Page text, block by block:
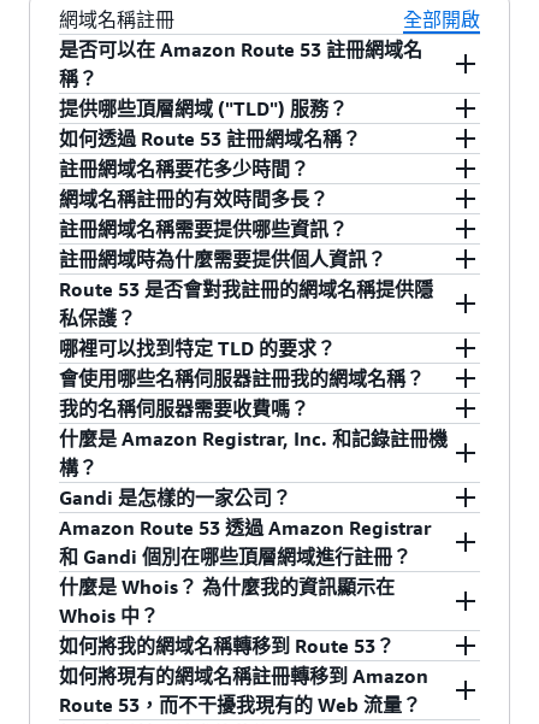
用於 DNS 備援本身 (因為 "Evaluate Target
Health" 選項會為您提供 DNS 備援)，但是您可以
查看此運作狀態檢查的 CloudWatch 指標，並建
立警示以在運作狀態檢查失敗時通知您。
有關使用 DNS 備援搭配 ELB 端點的完整詳細資
訊，請參閱Route 53 開發人員指南
運作。
以指標為基礎的運作狀態檢查能夠為標準 Amazon
Route 53 運作狀態檢查無法存取的端點啟用 DNS
備援，例如，僅有私有 IP 地址的 Virtual Private
Cloud (VPC) 內的執行個體。使用 Amazon Route
53 計算的運作狀態檢查功能，透過結合以指標為
基礎的運作狀態檢查與標準 Amazon Route 53 運
作狀態檢查的結果，從全球的檢查器網路向端點
提出請求，也可以完成更為複雜的容錯移轉案
例。例如，您可以建立一個組態，如果端點面向
公眾的網頁無法使用，或如果內部指標 (例如 CPU
負載、網路連入/連出或磁碟讀取) 顯示伺服器本
身運作狀態不佳，即繞過該端點。
檢查，請使用此表單
來提供不需要之運作狀態檢
查的相關資訊，然後我們將與客戶合作來修正此
問題。
名稱的 IPv4 地址，並使用 IPv4 連線到端點。
Amazon Route 53 將不會嘗試查詢網域名稱指定
之端點的 IPv6 地址。如果要對 IPv6 而非 IPv4 執
行運作狀態檢查，選取 "IP address" 而不是
"domain name" 做為端點類型，並在 "IP address"
欄位中輸入 IPv6 位址。
AWS 現在使用 JSON 格式發佈自己目前的 IP 位址
範圍。若要查看目前的範圍，請使用下列連結下
載 .json 檔案。如果以程式設計方式存取這個檔
案，請確定應用程式只在成功驗證 AWS 伺服器傳
回的 TLS 憑證之後才下載檔案。
下載：ip-ranges.json
若要找出 Route 53 伺服器的 IP 範圍，請在
"service" 欄位中搜尋下列值：
Route 53 DNS 伺服器：搜尋 "ROUTE53"
Route 53 運作狀態檢查器：搜尋
"ROUTE53_HEALTHCHECKS"
如需詳細資訊，請參閱 Amazon Web Services 一
般參考中的
請注意，這個檔案中可能還沒有 IPv6 範圍。做為
參考之用，Amazon Route 53 運行狀態檢查器的
IPv6 範圍如下：
2600:1f1c:7ff:f800::/53
2a05:d018:fff:f800::/53
2600:1f1e:7ff:f800::/53
2600:1f1c:fff:f800::/53
網域名稱註冊
全部開啟
是否可以在 Amazon Route 53 註冊網域名
稱？
是。您可以使用 AWS 管理主控台或 API 透過
Route 53 註冊新網域名稱。您還可以請求將現有
網域名稱從其他註冊機構轉移到 Route 53 中進行
管理。我們提供的網域名稱註冊服務遵循我們的
網域名稱註冊合約。
提供哪些頂層網域 ("TLD") 服務？
Route 53 針對一般頂層網域 ("gTLD"：例如 .com
和 .net) 和國碼頂層網域 ("ccTLD"：例如 .de 和 .fr)
提供廣泛的選擇。如需完整清單，請參閱Route
53 Domain Registration Price List。
如何透過 Route 53 註冊網域名稱？
要開始使用，登入您的帳戶並按一下 "Domains"。
然後，按一下藍色的 "Register Domain" 大型按
鈕，完成註冊流程。
註冊網域名稱要花多少時間？
根據您所選擇的 TLD 而有不同，註冊可能需要幾
分鐘到幾小時不等。成功註冊網域後，網域會顯
示在您的帳戶中。
網域名稱註冊的有效時間多長？
雖然部分頂層網域 (TLD) 的註冊期間較長，不過初
次註冊期間通常是一年。使用 Amazon Route 53
註冊網域或將網域註冊移轉到 Amazon Route 53
時，我們會設定自動續約網域。如需詳細資訊，
請參閱《Amazon Route 53 開發人員指南》中的
續約網域的註冊。
註冊網域名稱需要提供哪些資訊？
要註冊網域名稱，您需要提供網域註冊申請人的
聯絡資訊，包括姓名、地址、電話號碼和電子郵
件地址。如果管理員和技術聯絡人不是同一個
人，您還需要提供他們的聯絡資訊。
註冊網域時為什麼需要提供個人資訊？
ICANN 是網域註冊的管理主體，要求註冊機構為
每一個網域名稱註冊提供聯絡資訊，包括姓名、
地址和電話號碼，且該註冊機構要透過 Whois 資
料庫公開此資訊。對於以個人 (即非公司或組織)
名義註冊的網域名稱，Route 53 提供免費的隱私
保護，將您的個人電話號碼、電子郵件地址和實
際地址隱藏起來。而 Whois 包含註冊機構的名稱
和收信地址，以及註冊機構產生的轉寄電子郵件
地址，第三方可以視需要使用該地址與您聯繫。
Route 53 是否會對我註冊的網域名稱提供隱
私保護？
是，Route 53 提供隱私保護，無須另外付費。隱
私保護會隱藏您的電話號碼、電子郵件地址以及
實體位址。如果 TLD 登錄和註冊機構允許，會隱
藏您的姓氏和名字。當您啟用隱私保護時，針對
網域的 Whois 查詢將包含註冊機構的郵寄地址與
名稱，而非您的實體位址和姓名 (如果允許的話)。
您的電子郵件地址將是註冊機構產生的轉寄電子
郵件地址，而第三方想要聯絡您時可能會使用此
地址。如果 TLD 登錄且註冊機構允許，以公司或
組織名義註冊的網域名稱可以使用隱私保護功
能。
哪裡可以找到特定 TLD 的要求？
如需 TLD 清單，請參閱價目表。如需每個項目的
特定註冊要求，請參閱Amazon Route 53 開發人
員指南
網域名稱註冊協議。
會使用哪些名稱伺服器註冊我的網域名稱？
當您的網域名稱建立完成後，我們會自動將您的
網域與四個唯一的 Route 53 名稱伺服器 (也稱為
委派集) 建立關聯。您可以在 Amazon Route 53
主控台中查看網域的委派集。委派集列於註冊網
域時我們為您自動建立的託管區域中。
在預設情況下，Route 53 將為您建立的每個託管
區域指派一個唯一的新委派。但是，您也可以使
用 Route 53 API 建立「可重複使用的委派集」，
該委派集之後可套用於多個您建立的託管區域。
對於擁有大量網域名稱的客戶，可重複使用的委
我的名稱伺服器需要收費嗎？
我們會對 Route 53 為您的網域名稱建立的託管區
域收費，而且對於 Route 53 代表您提供服務的託
管區域進行的 DNS 查詢也會收費。如果您不想支
付 Route 53 的 DNS 服務費用，可以刪除 Route
53 託管區域。請注意，某些 TLD 要求您擁有有效
的名稱伺服器做為網域名稱註冊的一部分。對於
這些 TLD 下的網域名稱，您需要取得另一家供應
商的 DNS 服務，並輸入該供應商的名稱伺服器位
址，才可以安全地刪除該網域名稱的 Route 53 託
管區域。
什麼是 Amazon Registrar, Inc. 和記錄註冊機
構？
AWS 轉售在 ICANN 認可之註冊機構註冊的網域名
稱。Amazon Registrar, Inc. 是 ICANN 認可註冊網
域的 Amazon 公司。記錄註冊機構是 WHOIS 記錄
中所列的「贊助註冊機構」，可讓您的網域指出
註冊網域的註冊機構。
Gandi 是怎樣的一家公司？
Gandi 是一家註冊機構，Amazon 是其經銷商。做
為記錄的註冊機構，Gandi 在 ICANN 的要求下會
在註冊的開始階段聯絡註冊申請人以驗證其聯絡
資訊。如果 Gandi 提出要求，您必須在註冊後的
15 天內驗證您的聯絡資訊，以免您的網域名稱被
暫停。網域名稱需要續約時，Gandi 還會發出提醒
通知。
Amazon Route 53 透過 Amazon Registrar
和 Gandi 個別在哪些頂層網域進行註冊？
我們動態選擇使用哪個基礎註冊商。大多數網域
都是透過 Amazon Registrar 註冊的。請參閱我們
的文件，以取得您目前可使用 Amazon Route 53
註冊的網域清單。
什麼是 Whois？ 為什麼我的資訊顯示在
Whois 中？
Whois 是一個公開可用的網域名稱資料庫，其中
列出了與網域名稱相關的聯絡資訊和名稱伺服
如何將我的網域名稱轉移到 Route 53？
要開始使用，登入您的帳戶並按一下 "Domains"。
如何將現有的網域名稱註冊轉移到 Amazon
Route 53，而不干擾我現有的 Web 流量？